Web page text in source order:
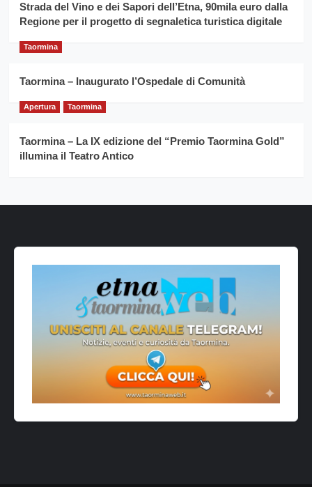
Strada del Vino e dei Sapori dell’Etna, 90mila euro dalla
Regione per il progetto di segnaletica turistica digitale
Taormina
Taormina – Inaugurato l’Ospedale di Comunità
Apertura Taormina
Taormina – La IX edizione del “Premio Taormina Gold”
illumina il Teatro Antico